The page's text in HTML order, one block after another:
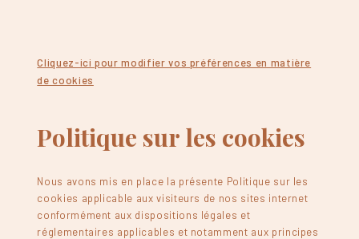
Cliquez-ici pour modifier vos préférences en matière
de cookies
Politique sur les cookies
Nous avons mis en place la présente Politique sur les
cookies applicable aux visiteurs de nos sites internet
conformément aux dispositions légales et
réglementaires applicables et notamment aux principes